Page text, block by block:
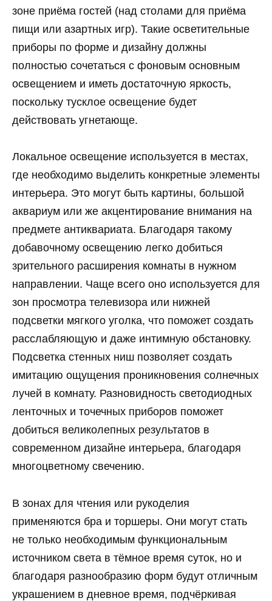
зоне приёма гостей (над столами для приёма
пищи или азартных игр). Такие осветительные
приборы по форме и дизайну должны
полностью сочетаться с фоновым основным
освещением и иметь достаточную яркость,
поскольку тусклое освещение будет
действовать угнетающе.
Локальное освещение используется в местах,
где необходимо выделить конкретные элементы
интерьера. Это могут быть картины, большой
аквариум или же акцентирование внимания на
предмете антиквариата. Благодаря такому
добавочному освещению легко добиться
зрительного расширения комнаты в нужном
направлении. Чаще всего оно используется для
зон просмотра телевизора или нижней
подсветки мягкого уголка, что поможет создать
расслабляющую и даже интимную обстановку.
Подсветка стенных ниш позволяет создать
имитацию ощущения проникновения солнечных
лучей в комнату. Разновидность светодиодных
ленточных и точечных приборов поможет
добиться великолепных результатов в
современном дизайне интерьера, благодаря
многоцветному свечению.
В зонах для чтения или рукоделия
применяются бра и торшеры. Они могут стать
не только необходимым функциональным
источником света в тёмное время суток, но и
благодаря разнообразию форм будут отличным
украшением в дневное время, подчёркивая